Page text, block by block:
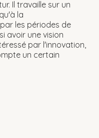
Il travaille sur un
la
les périodes de
avoir une vision
par l'innovation,
un certain